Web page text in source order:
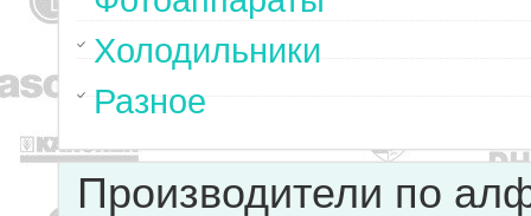
Холодильники
Разное
Производители по